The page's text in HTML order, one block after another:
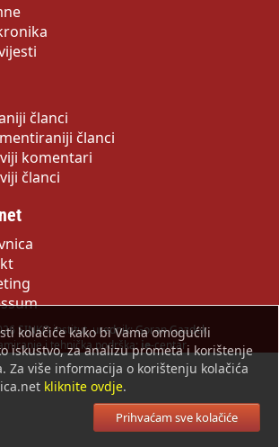
članci
članci
komentari
članci
SINKO institut, urednik: Goran Gazdek
i tehnička podrška:ie-centar
kolačiće kako bi Vama omogućili
iskustvo, za analizu prometa i korištenje
Za više informacija o korištenju kolačića
kliknite ovdje.